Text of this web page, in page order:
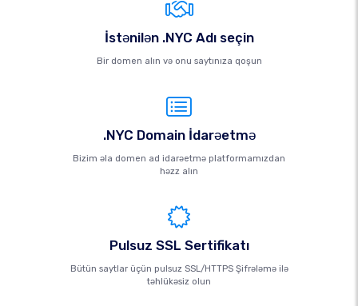
İstənilən .NYC Adı seçin
Bir domen alın və onu saytınıza qoşun
.NYC Domain İdarəetmə
Bizim əla domen ad idarəetmə platformamızdan
həzz alın
Pulsuz SSL Sertifikatı
Bütün saytlar üçün pulsuz SSL/HTTPS Şifrələmə ilə
təhlükəsiz olun